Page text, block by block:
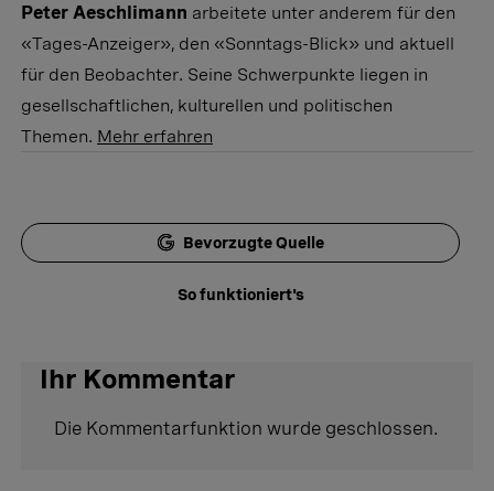
Peter Aeschlimann arbeitete unter anderem für den
«Tages-Anzeiger», den «Sonntags-Blick» und aktuell
für den Beobachter. Seine Schwerpunkte liegen in
gesellschaftlichen, kulturellen und politischen
Themen. Mehr erfahren
Bevorzugte Quelle
So funktioniert's
Ihr Kommentar
Die Kommentarfunktion wurde geschlossen.